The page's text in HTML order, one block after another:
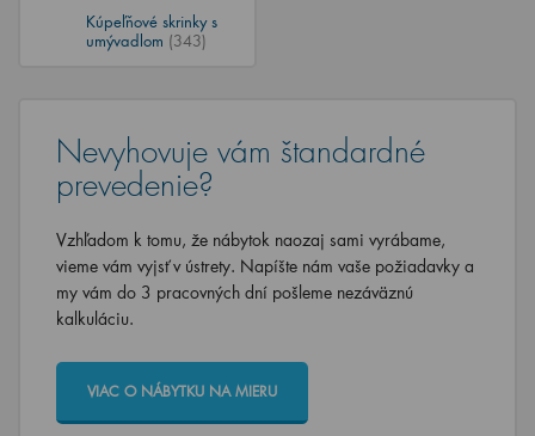
Kúpeľňové skrinky s
umývadlom (343)
Nevyhovuje vám štandardné
prevedenie?
Vzhľadom k tomu, že nábytok naozaj sami vyrábame,
vieme vám vyjsť v ústrety. Napíšte nám vaše požiadavky a
my vám do 3 pracovných dní pošleme nezáväznú
kalkuláciu.
VIAC O NÁBYTKU NA MIERU